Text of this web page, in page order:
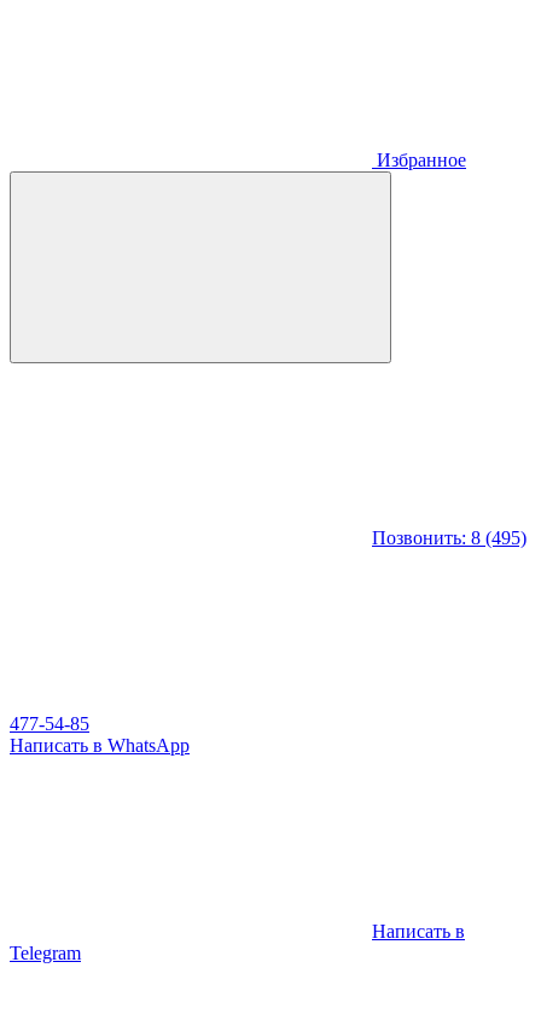
Избранное
Позвонить: 8 (495)
477-54-85
Написать в WhatsApp
Написать в
Telegram